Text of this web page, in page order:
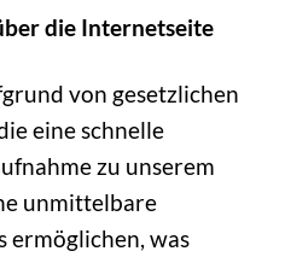
die Internetseite
von gesetzlichen
eine schnelle
zu unserem
unmittelbare
ermöglichen, was